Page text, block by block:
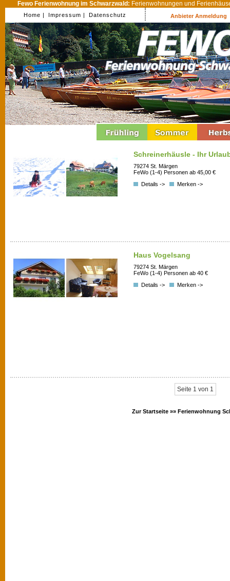
Fewo Ferienwohnung im Schwarzwald: Ferienwohnungen und
Home | Impressum | Datenschutz Anbieter Anmeldung
Schreinerhäusle - Ihr
79274 St. Märgen
FeWo (1-4) Personen ab 45,00 €
Details ->
Merken ->
Haus Vogelsang
79274 St. Märgen
FeWo (1-4) Personen ab 40 €
Details ->
Merken ->
Seite 1 von 1
Zur Startseite »» Ferienwohnung